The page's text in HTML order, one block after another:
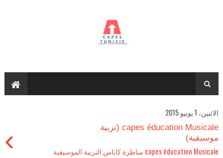
الاثنين، 1 يونيو 2015
capes éducation Musicale (تربية
موسيقية)
› capes éducation Musicale مناظرة كاباس التربية الموسيقية